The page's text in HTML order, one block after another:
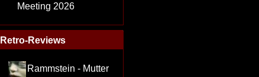
Meeting 2026
Retro-Reviews
Rammstein - Mutter